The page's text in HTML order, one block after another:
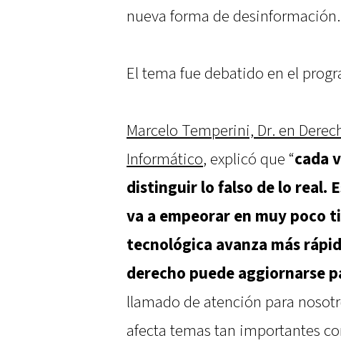
nueva forma de desinformación.
El tema fue debatido en el
Marcelo Temperini, Dr. en
Informático, explicó que “cada
distinguir lo falso de lo real.
va a empeorar en muy poco
tecnológica avanza más
derecho puede aggiornarse
llamado de atención para
afecta temas tan importantes